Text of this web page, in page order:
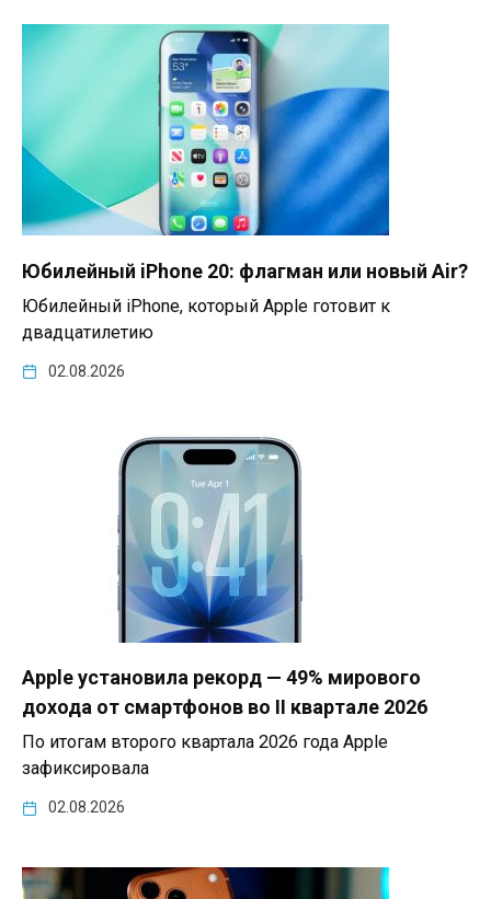
Юбилейный iPhone 20: флагман или новый Air?
Юбилейный iPhone, который Apple готовит к
двадцатилетию
02.08.2026
Apple установила рекорд — 49% мирового
дохода от смартфонов во II квартале 2026
По итогам второго квартала 2026 года Apple
зафиксировала
02.08.2026